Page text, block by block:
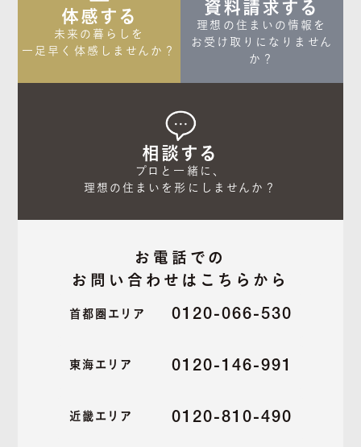
体感する
未来の暮らしを
一足早く体感しませんか？
資料請求する
理想の住まいの情報を
お受け取りになりません
か？
相談する
プロと一緒に、
理想の住まいを形にしませんか？
お電話での
お問い合わせはこちらから
首都圏エリア 0120-066-530
東海エリア 0120-146-991
近畿エリア 0120-810-490